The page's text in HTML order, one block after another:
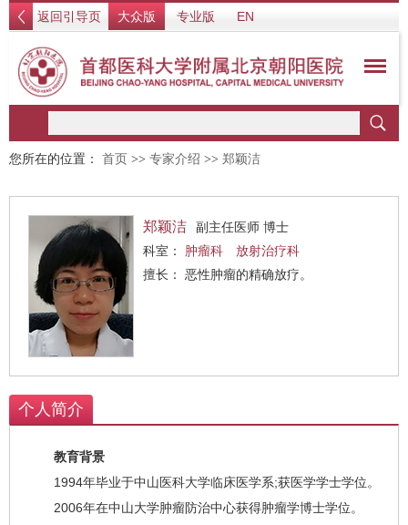
返回引导页 大众版 专业版 EN
您所在的位置： 首页 >> 专家介绍 >> 郑颖洁
郑颖洁
副主任医师 博士
科室： 肿瘤科
放射治疗科
擅长： 恶性肿瘤的精确放疗。
个人简介
教育背景
1994年毕业于中山医科大学临床医学系;获医学学士学位。
2006年在中山大学肿瘤防治中心获得肿瘤学博士学位。